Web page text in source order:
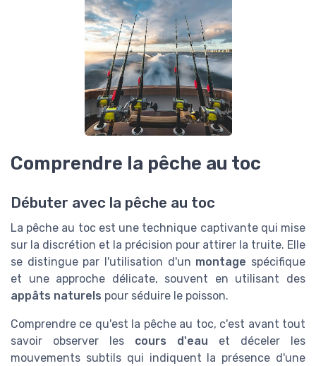
Comprendre la pêche au toc
Débuter avec la pêche au toc
La pêche au toc est une technique captivante qui mise
sur la discrétion et la précision pour attirer la truite. Elle
se distingue par l'utilisation d'un montage spécifique
et une approche délicate, souvent en utilisant des
appâts naturels pour séduire le poisson.
Comprendre ce qu'est la pêche au toc, c'est avant tout
savoir observer les cours d'eau et déceler les
mouvements subtils qui indiquent la présence d'une